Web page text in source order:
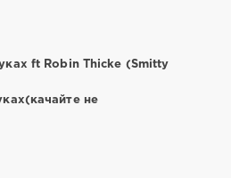
ft Robin Thicke (Smitty
не